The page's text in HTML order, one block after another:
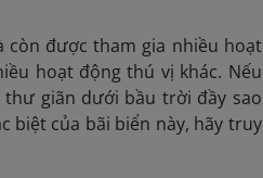
còn được tham gia nhiều hoạt
hoạt động thú vị khác. Nếu
giãn dưới bầu trời đầy sao
biệt của bãi biển này, hãy truy